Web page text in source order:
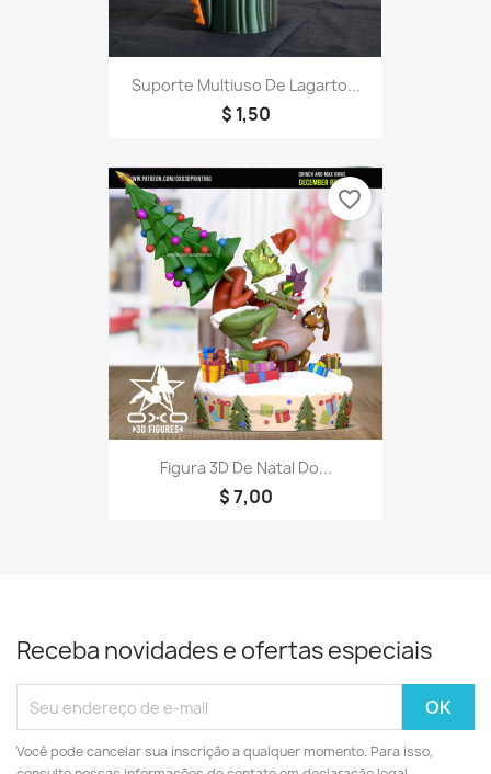
Suporte Multiuso De Lagarto...
$ 1,50
Figura 3D De Natal Do...
$ 7,00
favorite_border
Receba novidades e ofertas especiais
Você pode cancelar sua inscrição a qualquer momento. Para isso,